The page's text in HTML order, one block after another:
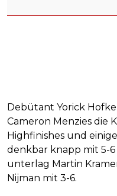
Debütant Yorick
Cameron Menzies die
Highfinishes und
denkbar knapp mit 5-
unterlag Martin
Nijman mit 3-6.